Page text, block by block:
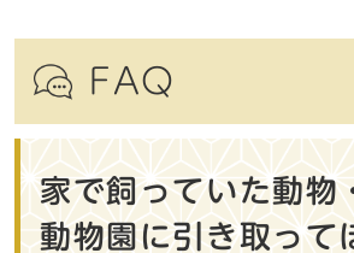
FAQ
家で飼っていた動物
動物園に引き取って